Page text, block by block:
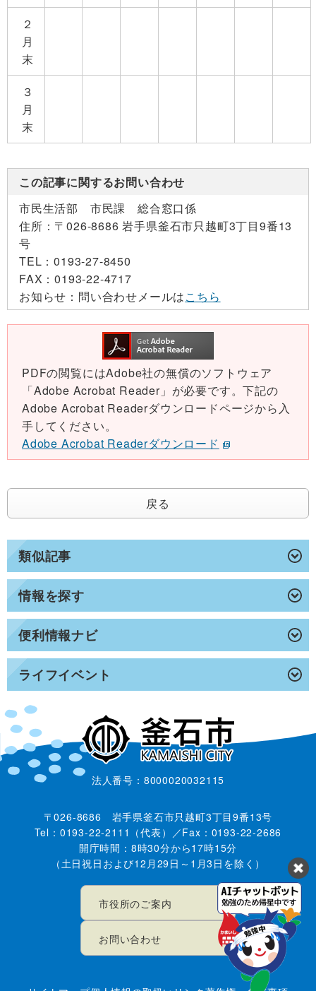
類似記事
情報を探す
便利情報ナビ
ライフイベント
２
月
末
３
月
末
この記事に関するお問い合わせ
市民生活部 市民課 総合窓口係
住所： 〒026-8686 岩手県釜石市只越町3丁目9番13
号
TEL：0193-27-8450
FAX：0193-22-4717
お知らせ： 問い合わせメールはこちら
PDFの閲覧にはAdobe社の無償のソフトウェア
「Adobe Acrobat Reader」が必要です。下記の
Adobe Acrobat Readerダウンロードページから入
手してください。
Adobe Acrobat Readerダウンロード
戻る
法人番号：8000020032115
〒026-8686 岩手県釜石市只越町3丁目9番13号
Tel：0193-22-2111（代表）／Fax：0193-22-2686
開庁時間：8時30分から17時15分
（土日祝日および12月29日～1月3日を除く）
市役所のご案内
お問い合わせ